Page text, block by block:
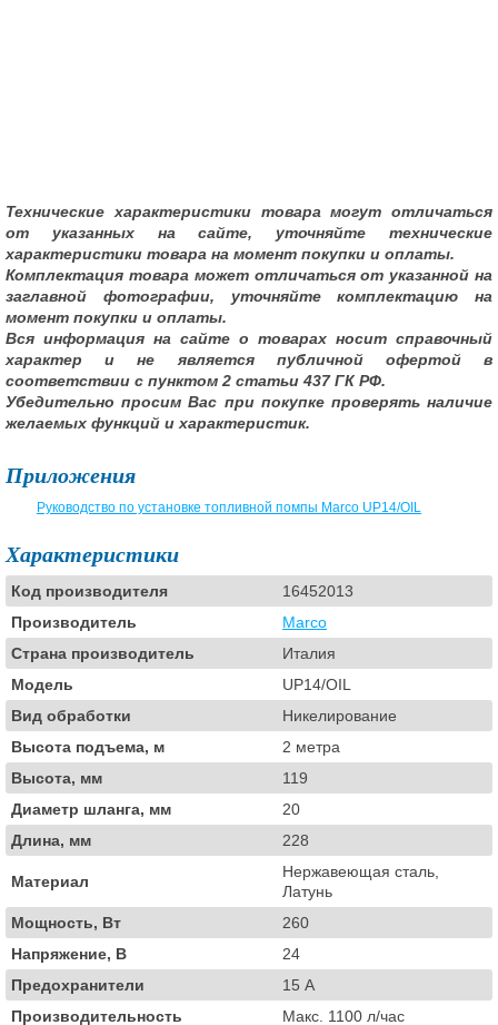
Технические характеристики товара могут отличаться
от указанных на сайте, уточняйте технические
характеристики товара на момент покупки и оплаты.
Комплектация товара может отличаться от указанной на
заглавной фотографии, уточняйте комплектацию на
момент покупки и оплаты.
Вся информация на сайте о товарах носит справочный
характер и не является публичной офертой в
соответствии с пунктом 2 статьи 437 ГК РФ.
Убедительно просим Вас при покупке проверять наличие
желаемых функций и характеристик.
Приложения
Руководство по установке топливной помпы Marco UP14/OIL
Характеристики
Код производителя
16452013
Производитель
Marco
Страна производитель
Италия
Модель
UP14/OIL
Вид обработки
Никелирование
Высота подъема, м
2 метра
Высота, мм
119
Диаметр шланга, мм
20
Длина, мм
228
Материал
Нержавеющая сталь,
Латунь
Мощность, Вт
260
Напряжение, В
24
Предохранители
15 А
Производительность
Макс. 1100 л/час